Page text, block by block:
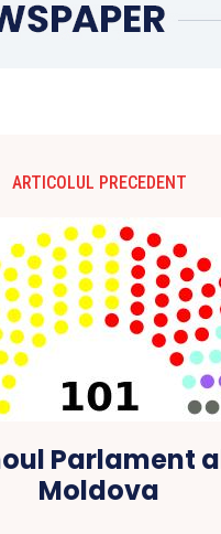
ARTICOLUL PRECEDENT
Parlament
Moldova